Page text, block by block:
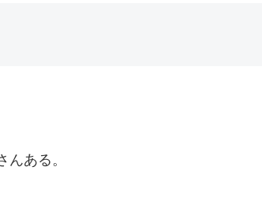
ある。